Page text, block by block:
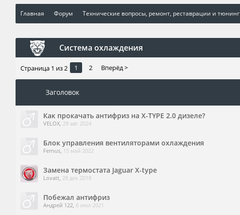
Главная Форум Технические вопросы, ремонт, реставрации и тюнинг
Система охлаждения
Страница 1 из 2 1 2 Вперёд >
Заголовок
Как прокачать антифриз на X-TYPE 2.0 дизеле?
VELOX, 29 авг 2024
Блок управления вентиляторами охлаждения
Fernus, 15 май 2022
Замена термостата Jaguar X-type
Lovatt, 28 дек 2018
Побежал антифриз
Андрей 122, 6 июл 2021